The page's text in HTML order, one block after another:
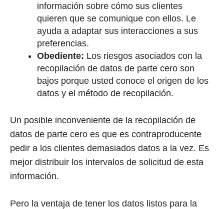
información sobre cómo sus clientes
quieren que se comunique con ellos. Le
ayuda a adaptar sus interacciones a sus
preferencias.
Obediente: Los riesgos asociados con la
recopilación de datos de parte cero son
bajos porque usted conoce el origen de los
datos y el método de recopilación.
Un posible inconveniente de la recopilación de
datos de parte cero es que es contraproducente
pedir a los clientes demasiados datos a la vez. Es
mejor distribuir los intervalos de solicitud de esta
información.
Pero la ventaja de tener los datos listos para la